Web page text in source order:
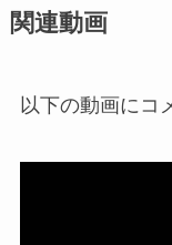
関連動画
以下の動画にコ